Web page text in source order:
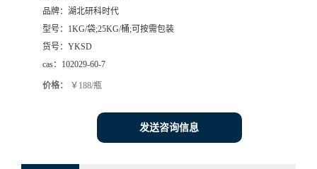
品牌： 湖北研科时代
型号： 1KG/袋;25KG/桶;可按需包装
货号： YKSD
cas： 102029-60-7
价格： ￥188/瓶
发送咨询信息